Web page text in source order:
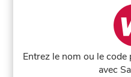
Entrez le nom ou le
avec